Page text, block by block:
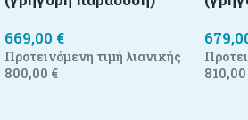
669,00 €
Προτεινόμενη τιμή λιανικής
800,00 €
810,00